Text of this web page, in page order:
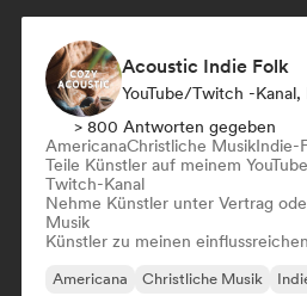
Acoustic Indie Folk
> 800 Antworten gegeben
AmericanaChristliche MusikIndie-
Teile Künstler auf meinem
Twitch-Kanal
Nehme Künstler unter Vertrag
Musik
Künstler zu meinen
Americana Christliche Musik